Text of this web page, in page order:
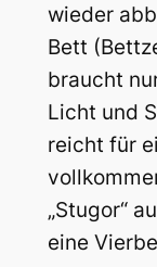
wieder
Bett
braucht
Licht und
reicht für
„Stugor“
eine